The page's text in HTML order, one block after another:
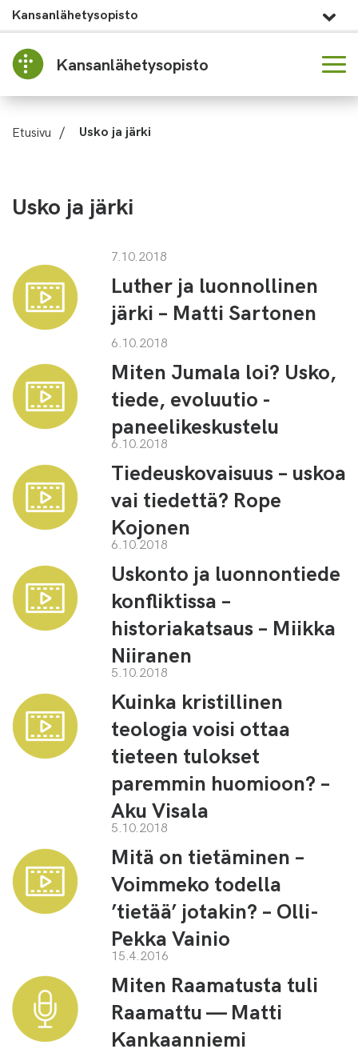
Kansanlähetysopisto
Kansanlähetysopisto
Etusivu / Usko ja järki
Usko ja järki
7.10.2018
Luther ja luonnollinen
järki – Matti Sartonen
6.10.2018
Miten Jumala loi? Usko,
tiede, evoluutio -
paneelikeskustelu
6.10.2018
Tiedeuskovaisuus – uskoa
vai tiedettä? Rope
Kojonen
6.10.2018
Uskonto ja luonnontiede
konfliktissa –
historiakatsaus – Miikka
Niiranen
5.10.2018
Kuinka kristillinen
teologia voisi ottaa
tieteen tulokset
paremmin huomioon? –
Aku Visala
5.10.2018
Mitä on tietäminen –
Voimmeko todella
’tietää’ jotakin? – Olli-
Pekka Vainio
15.4.2016
Miten Raamatusta tuli
Raamattu — Matti
Kankaanniemi